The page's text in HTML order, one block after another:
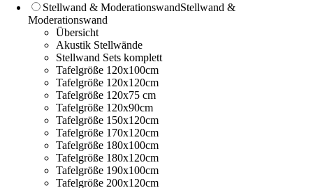
Stellwand & ModerationswandStellwand &
Moderationswand
Übersicht
Akustik Stellwände
Stellwand Sets komplett
Tafelgröße 120x100cm
Tafelgröße 120x120cm
Tafelgröße 120x75 cm
Tafelgröße 120x90cm
Tafelgröße 150x120cm
Tafelgröße 170x120cm
Tafelgröße 180x100cm
Tafelgröße 180x120cm
Tafelgröße 190x100cm
Tafelgröße 200x120cm